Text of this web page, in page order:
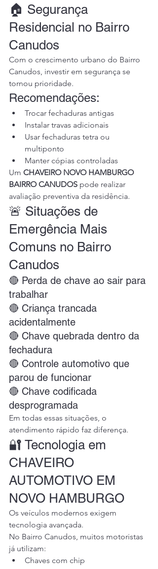
🏠 Segurança
Residencial no Bairro
Canudos
Com o crescimento urbano do Bairro
Canudos, investir em segurança se
tornou prioridade.
Recomendações:
Trocar fechaduras antigas
Instalar travas adicionais
Usar fechaduras tetra ou
multiponto
Manter cópias controladas
Um CHAVEIRO NOVO HAMBURGO
BAIRRO CANUDOS pode realizar
avaliação preventiva da residência.
🚨 Situações de
Emergência Mais
Comuns no Bairro
Canudos
🔴 Perda de chave ao sair para
trabalhar
🔴 Criança trancada
acidentalmente
🔴 Chave quebrada dentro da
fechadura
🔴 Controle automotivo que
parou de funcionar
🔴 Chave codificada
desprogramada
Em todas essas situações, o
atendimento rápido faz diferença.
🔐 Tecnologia em
CHAVEIRO
AUTOMOTIVO EM
NOVO HAMBURGO
Os veículos modernos exigem
tecnologia avançada.
No Bairro Canudos, muitos motoristas
já utilizam:
Chaves com chip